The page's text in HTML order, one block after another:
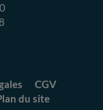
CGV
du site